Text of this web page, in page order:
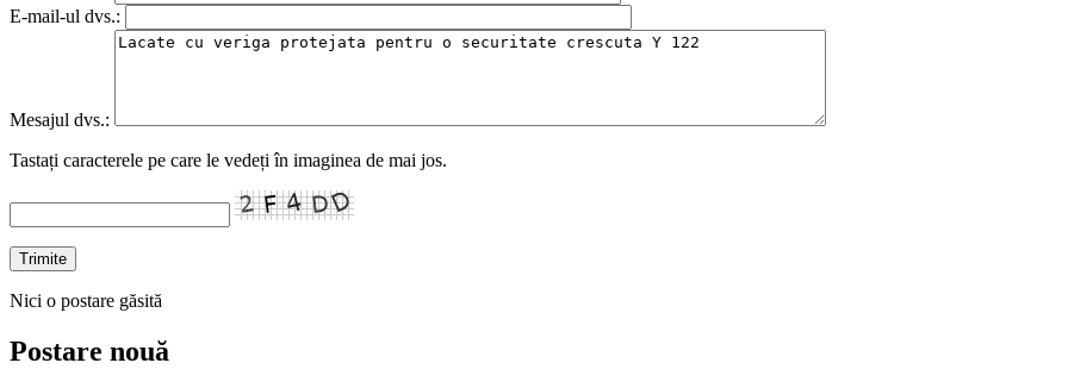
E-mail-ul dvs.:
Mesajul dvs.:
Tastați caracterele pe care le vedeți în imaginea de mai jos.
Nici o postare găsită
Postare nouă